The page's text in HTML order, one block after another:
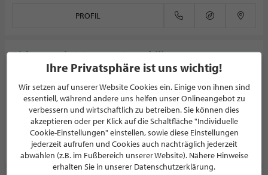
PROFIL
Birkenstock & Partner Immobilien
IMMOBILIENMAKLER
Aachener Straße 608
50226 Frechen-Königsdorf
Deutschland
PROFIL
Ihre Privatsphäre ist uns wichtig!
Wir setzen auf unserer Website Cookies ein. Einige von ihnen sind
essentiell, während andere uns helfen unser Onlineangebot zu
verbessern und wirtschaftlich zu betreiben. Sie können dies
akzeptieren oder per Klick auf die Schaltfläche "Individuelle
Cookie-Einstellungen" einstellen, sowie diese Einstellungen
jederzeit aufrufen und Cookies auch nachträglich jederzeit
abwählen (z.B. im Fußbereich unserer Website). Nähere Hinweise
erhalten Sie in unserer Datenschutzerklärung.